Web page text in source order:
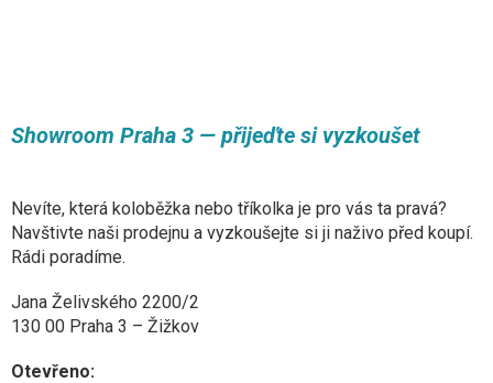
Showroom Praha 3 — přijeďte si vyzkoušet
Nevíte, která koloběžka nebo tříkolka je pro vás ta pravá?
Navštivte naši prodejnu a vyzkoušejte si ji naživo před koupí.
Rádi poradíme.
Jana Želivského 2200/2
130 00 Praha 3 – Žižkov
Otevřeno: